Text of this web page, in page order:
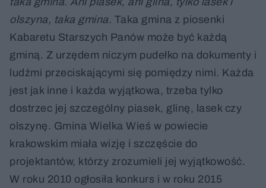
olszyna, taka gmina. Taka gmina z piosenki
Kabaretu Starszych Panów może być każdą
gminą. Z urzędem niczym pudełko na dokumenty i
ludźmi przeciskającymi się pomiędzy nimi. Każda
jest jak inne i każda wyjątkowa, trzeba tylko
dostrzec jej szczególny piasek, glinę, lasek czy
olszynę. Gmina Wielka Wieś w powiecie
krakowskim miała wizję i szczęście do
projektantów, którzy zrozumieli jej wyjątkowość.
W roku 2010 ogłosiła konkurs i w roku 2015